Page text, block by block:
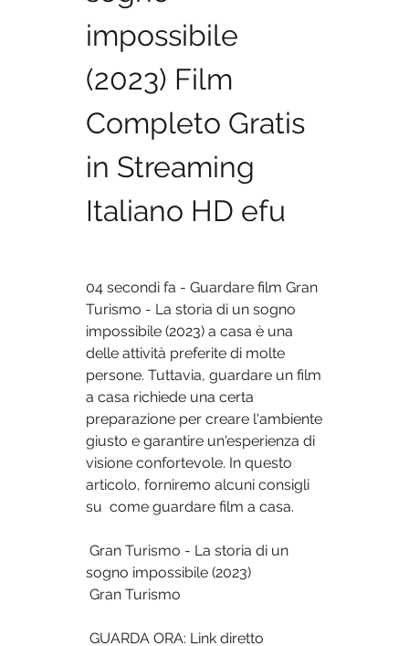
impossibile
(2023) Film
Completo Gratis
in Streaming
Italiano HD efu
04 secondi fa - Guardare film Gran
Turismo - La storia di un sogno
impossibile (2023) a casa è una
delle attività preferite di molte
persone. Tuttavia, guardare un film
a casa richiede una certa
preparazione per creare l'ambiente
giusto e garantire un'esperienza di
visione confortevole. In questo
articolo, forniremo alcuni consigli
su  come guardare film a casa.
sogno impossibile (2023)
Gran Turismo